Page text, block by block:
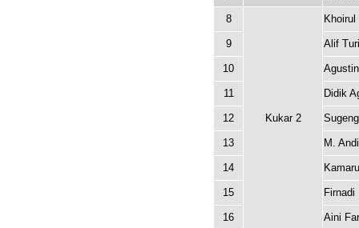
8
Kukar 2
9 Alif
10
11 Didik
12
13 M.
14
15
16 Aini